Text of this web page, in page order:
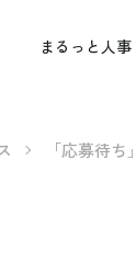
まるっと人事
「応募待